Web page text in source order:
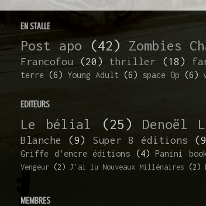
EN STALLE
Post apo (42) Zombies
Francofou
(20) thriller (18)
terre (6) Young Adult (6) space Op (6)
EDITEURS
Le bélial (25) Denoël
Blanche
(9) Super 8 éditions
Griffe d'encre éditions (4) Panini
Vengeur (2) J'ai lu Nouveaux Millénaires (2)
MEMBRES